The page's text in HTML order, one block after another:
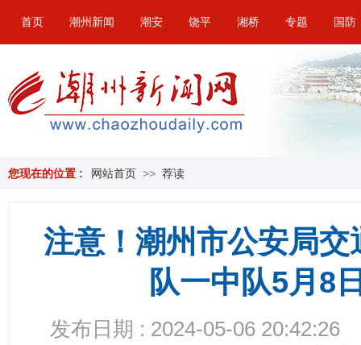
首页 潮州新闻 潮安 饶平 湘桥 专题 国防
您现在的位置 : 网站首页 >> 荐读
注意！潮州市公安局
队一中队5月8
发布日期 : 2024-05-06 20:42:26